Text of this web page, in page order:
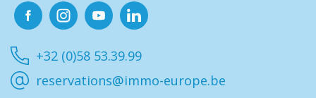
+32 (0)58 53.39.99
reservations@immo-europe.be